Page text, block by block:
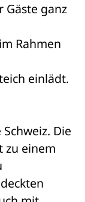
ganz
im Rahmen
einlädt.
Die
zu einem